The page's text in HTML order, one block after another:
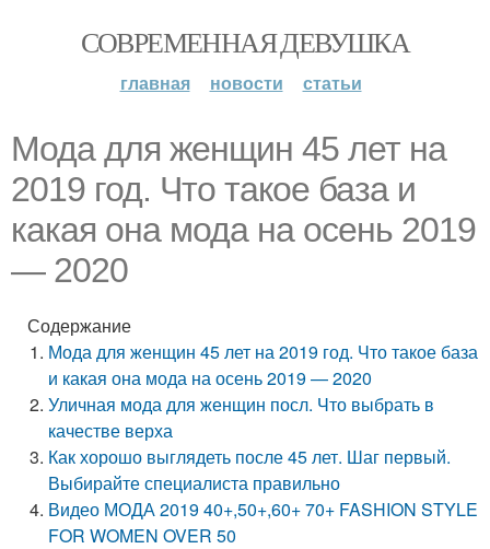
СОВРЕМЕННАЯ ДЕВУШКА
главная новости статьи
Мода для женщин 45 лет на
2019 год. Что такое база и
какая она мода на осень 2019
— 2020
Содержание
Мода для женщин 45 лет на 2019 год. Что такое база
и какая она мода на осень 2019 — 2020
Уличная мода для женщин посл. Что выбрать в
качестве верха
Как хорошо выглядеть после 45 лет. Шаг первый.
Выбирайте специалиста правильно
Видео МОДА 2019 40+,50+,60+ 70+ FASHION STYLE
FOR WOMEN OVER 50